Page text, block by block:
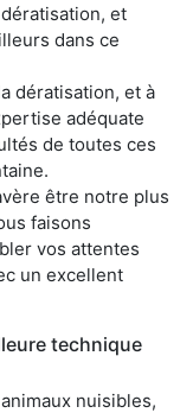
et
dans ce
dératisation, et à
adéquate
de toutes ces
être notre plus
faisons
vos attentes
un excellent
technique
nuisibles,